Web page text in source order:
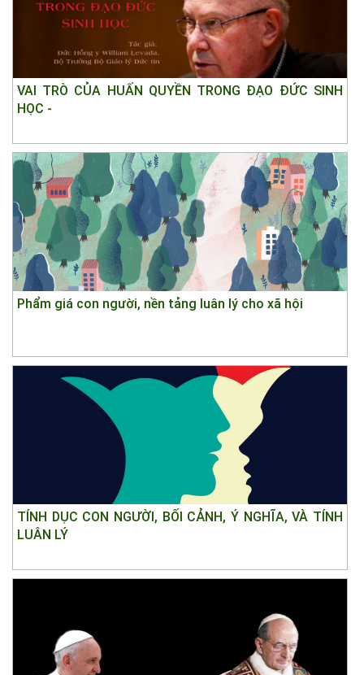
VAI TRÒ CỦA HUẤN QUYỀN TRONG ĐẠO ĐỨC SINH
HỌC -
Phẩm giá con người, nền tảng luân lý cho xã hội
TÍNH DỤC CON NGƯỜI, BỐI CẢNH, Ý NGHĨA, VÀ TÍNH
LUÂN LÝ